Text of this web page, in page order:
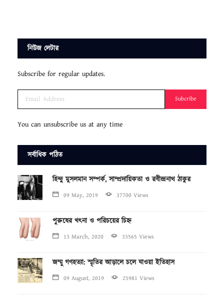
নিউজ লেটার
Subscribe for regular updates.
Subcribe
You can unsubscribe us at any time
সর্বাধিক পঠিত
হিন্দু মুসলমান সম্পর্ক, সাম্প্রদায়িকতা ও রবীন্দ্রনাথ ঠাকুর
09 May, 2019 37700 Views
পুরুষের খৎনা ও পরিচয়ের চিহ্ন
13 March, 2020 33565 Views
জম্মু গণহত্যা: স্মৃতির আড়ালে চলে যাওয়া ইতিহাস
09 August, 2019 25981 Views